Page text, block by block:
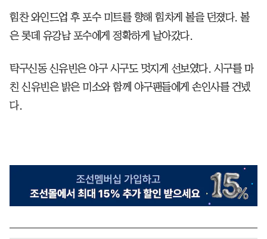
힘찬 와인드업 후 포수 미트를 향해 힘차게 볼을 던졌다. 볼
은 롯데 유강남 포수에게 정확하게 날아갔다.
탁구신동 신유빈은 야구 시구도 멋지게 선보였다. 시구를 마
친 신유빈은 밝은 미소와 함께 야구팬들에게 손인사를 건넸
다.